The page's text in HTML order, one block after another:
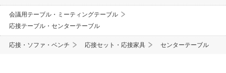
会議用テーブル・ミーティングテーブル
応接テーブル・センターテーブル
応接・ソファ・ベンチ 応接セット・応接家具 センターテーブル